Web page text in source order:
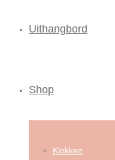
Uithangbord
Shop
Klokken